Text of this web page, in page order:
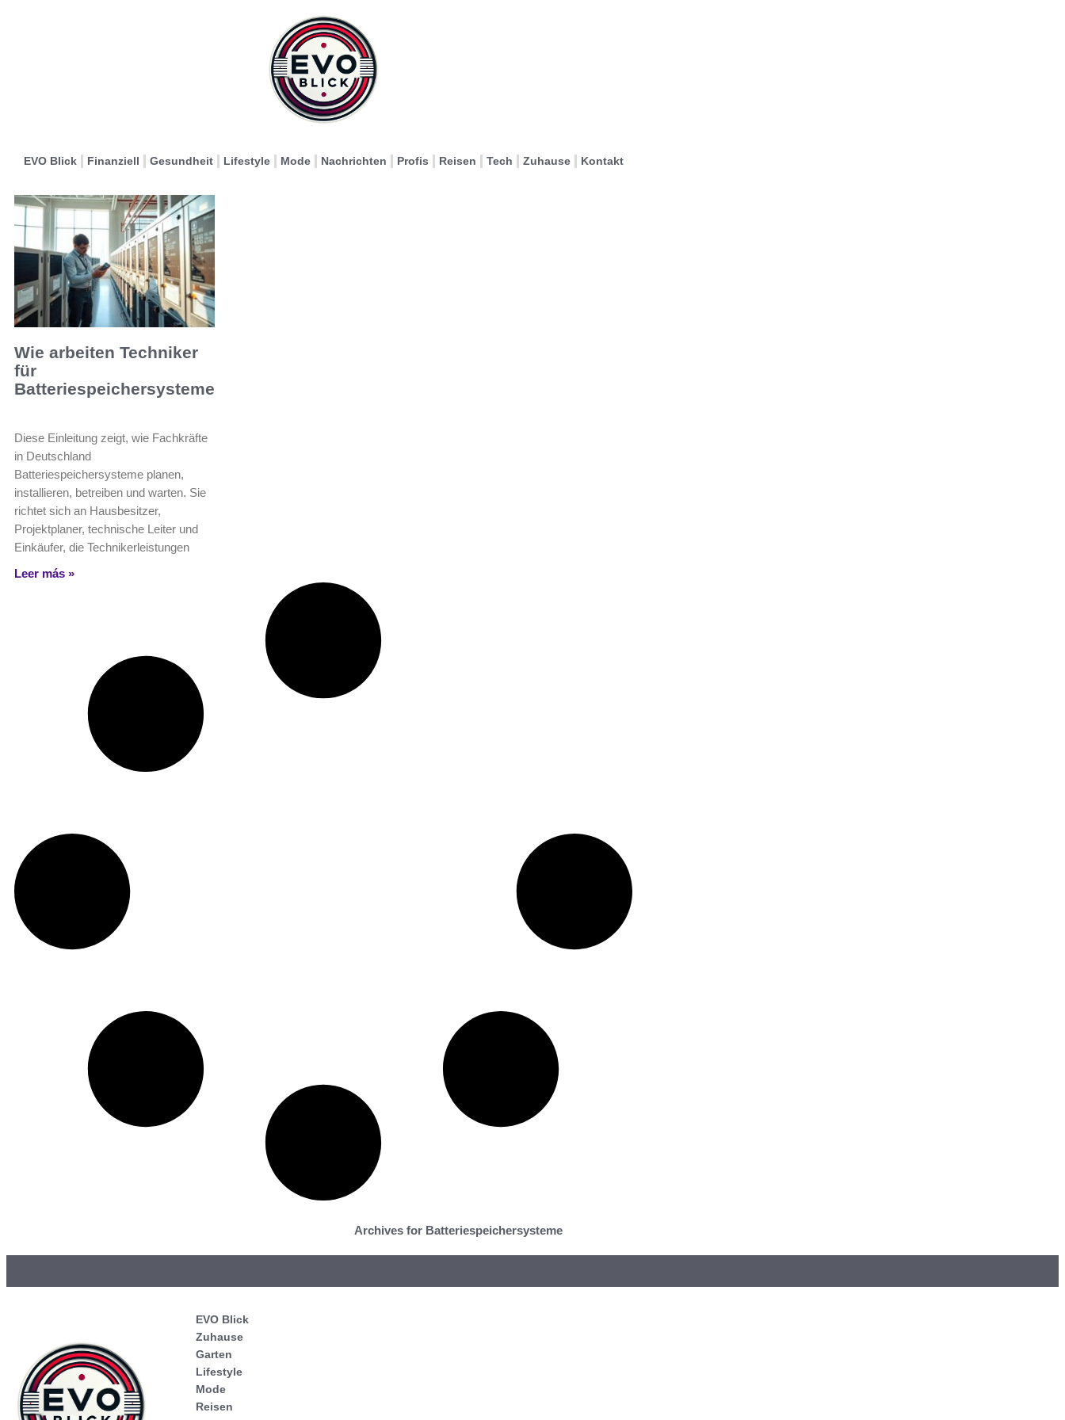
EVO Blick Finanziell Gesundheit Lifestyle Mode Nachrichten Profis Reisen Tech Zuhause Kontakt
Wie arbeiten Techniker
für
Batteriespeichersysteme?
Diese Einleitung zeigt, wie Fachkräfte
in Deutschland
Batteriespeichersysteme planen,
installieren, betreiben und warten. Sie
richtet sich an Hausbesitzer,
Projektplaner, technische Leiter und
Einkäufer, die Technikerleistungen
Leer más »
Archives for Batteriespeichersysteme
EVO Blick
Zuhause
Garten
Lifestyle
Mode
Reisen